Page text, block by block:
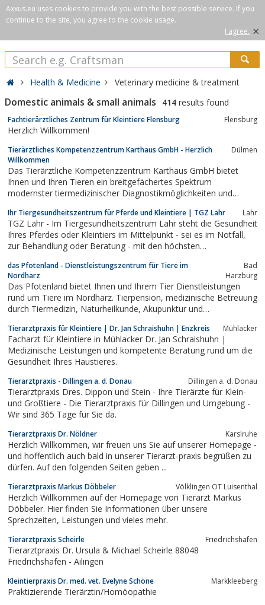
Axxus.eu uses cookies to provide you with the best possible service. If you
continue to the site, you agree to the cookie usage.
I agree. ×
Health & Medicine Veterinary medicine & treatment
Domestic animals & small animals 414 results found
Fachtierärztliches Zentrum für Kleintiere Flensburg Flensburg
Herzlich Willkommen!
Tierärztliches Kompetenzzentrum Karthaus GmbH - Herzlich
Willkommen
Dülmen
Das Tierärztliche Kompetenzzentrum Karthaus GmbH bietet
Ihnen und Ihren Tieren ein breitgefächertes Spektrum
modernster tiermedizinischer Diagnostikmöglichkeiten und
Forschung. Wir sind jederzeit darauf vorbereitet, Notfallpatienten
aufzunehmen und innerhalb kürzester Zeit...
Ihr Tiergesundheitszentrum für Pferde und Kleintiere | TGZ Lahr Lahr
TGZ Lahr - Im Tiergesundheitszentrum Lahr steht die Gesundheit
Ihres Pferdes oder Kleintiers im Mittelpunkt - sei es im Notfall,
zur Behandlung oder Beratung - mit den höchsten
das Pfotenland - Dienstleistungszentrum für Tiere im
Nordharz
Bad
Harzburg
Das Pfotenland bietet Ihnen und Ihrem Tier Dienstleistungen
rund um Tiere im Nordharz. Tierpension, medizinische Betreuung
durch Tiermedizin, Naturheilkunde, Akupunktur und
Fortbildungen, Seminare und Hundespielstunden.
Tierarztpraxis für Kleintiere | Dr. Jan Schraishuhn | Enzkreis Mühlacker
Facharzt für Kleintiere in Mühlacker Dr. Jan Schraishuhn |
Medizinische Leistungen und kompetente Beratung rund um die
Gesundheit Ihres Haustieres.
Tierarztpraxis - Dillingen a. d. Donau Dillingen a. d. Donau
Tierarztpraxis Dres. Dippon und Stein - Ihre Tierärzte für Klein-
und Großtiere - Die Tierarztpraxis für Dillingen und Umgebung -
Wir sind 365 Tage für Sie da.
Tierarztpraxis Dr. Nöldner Karslruhe
Herzlich Willkommen, wir freuen uns Sie auf unserer Homepage -
und hoffentlich auch bald in unserer Tierarzt-praxis begrüßen zu
dürfen. Auf den folgenden Seiten geben ...
Tierarztpraxis Markus Döbbeler Völklingen OT Luisenthal
Herzlich Willkommen auf der Homepage von Tierarzt Markus
Döbbeler. Hier finden Sie Informationen über unsere
Sprechzeiten, Leistungen und vieles mehr.
Tierarztpraxis Scheirle Friedrichshafen
Tierarztpraxis Dr. Ursula & Michael Scheirle 88048
Friedrichshafen - Ailingen
Kleintierpraxis Dr. med. vet. Evelyne Schöne Markkleeberg
Praktizierende Tierärztin/Homöopathie